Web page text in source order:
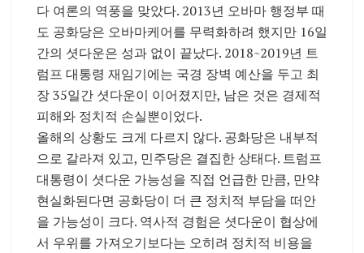
다 여론의 역풍을 맞았다. 2013년 오바마 행정부 때
도 공화당은 오바마케어를 무력화하려 했지만 16일
간의 셧다운은 성과 없이 끝났다. 2018~2019년 트
럼프 대통령 재임기에는 국경 장벽 예산을 두고 최
장 35일간 셧다운이 이어졌지만, 남은 것은 경제적
피해와 정치적 손실뿐이었다.
올해의 상황도 크게 다르지 않다. 공화당은 내부적
으로 갈라져 있고, 민주당은 결집한 상태다. 트럼프
대통령이 셧다운 가능성을 직접 언급한 만큼, 만약
현실화된다면 공화당이 더 큰 정치적 부담을 떠안
을 가능성이 크다. 역사적 경험은 셧다운이 협상에
서 우위를 가져오기보다는 오히려 정치적 비용을